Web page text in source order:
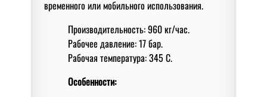
временного или мобильного использования.
Производительность: 960 кг/час.
Рабочее давление: 17 бар.
Рабочая температура: 345 С.
Особенноcти: